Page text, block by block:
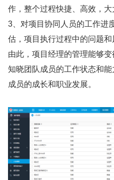
作，整个过程快捷、高效，大
3、对项目协同人员的工作进
估，项目执行过程中的问题和
由此，项目经理的管理能够
知晓团队成员的工作状态和
成员的成长和职业发展。